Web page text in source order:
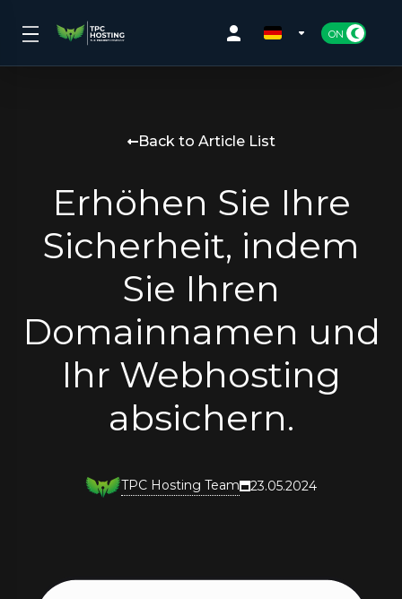
Back to Article List
Erhöhen Sie Ihre
Sicherheit, indem
Sie Ihren
Domainnamen und
Ihr Webhosting
absichern.
TPC Hosting Team 23.05.2024